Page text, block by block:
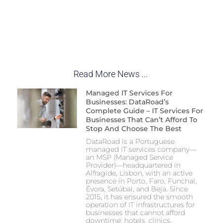
Read More News ...
Managed IT Services For
Businesses: DataRoad’s
Complete Guide – IT Services For
Businesses That Can’t Afford To
Stop And Choose The Best
DataRoad is a Portuguese
managed IT services company—
an MSP (Managed Service
Provider)—headquartered in
Alfragide, Lisbon, with an active
presence in Porto, Faro, Funchal,
Évora, Setúbal, and Beja. Since
2015, it has ensured the smooth
operation of IT infrastructures for
businesses that cannot afford
downtime: hotels, clinics,